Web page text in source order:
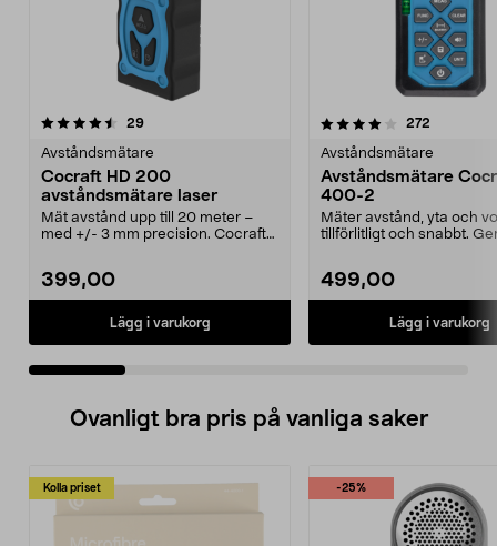
29recensioner
Avståndsmätare
Cocraft HD 200
avståndsmätare laser
Mät avstånd upp till 20 meter –
med +/- 3 mm precision. Cocraft
399,00
Lägg i varukorg
4.0 av 5 stjärnor 272
Avståndsmätare
Avståndsmätare
400-2
Mäter avstånd, yta och
tillförlitligt och snabbt.
499,00
Lägg i varukorg
4.5 av 5 stjärnor
Ovanligt bra pris på vanliga saker
Kolla priset -25%